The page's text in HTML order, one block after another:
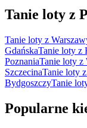
Tanie loty z
Tanie loty z
GdańskaTanie loty z
PoznaniaTanie loty z
SzczecinaTanie loty
BydgoszczyTanie
Popularne